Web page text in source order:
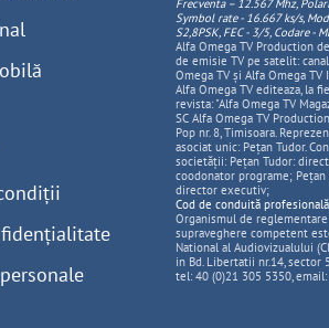
Frecventa – 12.567 Mhz,
Symbol rate - 16.667 ks/s,
S2,8PSK, FEC - 3/5, Codare -
Alfa Omega TV Production
de emisie TV pe satelit:
Omega TV și Alfa Omega TV
Alfa Omega TV editeaza, la
revista: "Alfa Omega TV
SC Alfa Omega TV
Pop nr. 8, Timisoara.
asociat unic: Pețan Tudor.
societății: Pețan Tudor:
coodonator programe; Pețan
director executiv;
Cod de conduită profesională
Organismul de reglementare
supraveghere competent
National al Audiovizualului
in Bd. Libertatii nr.14, sector
tel: 40 (0)21 305 5350, email: